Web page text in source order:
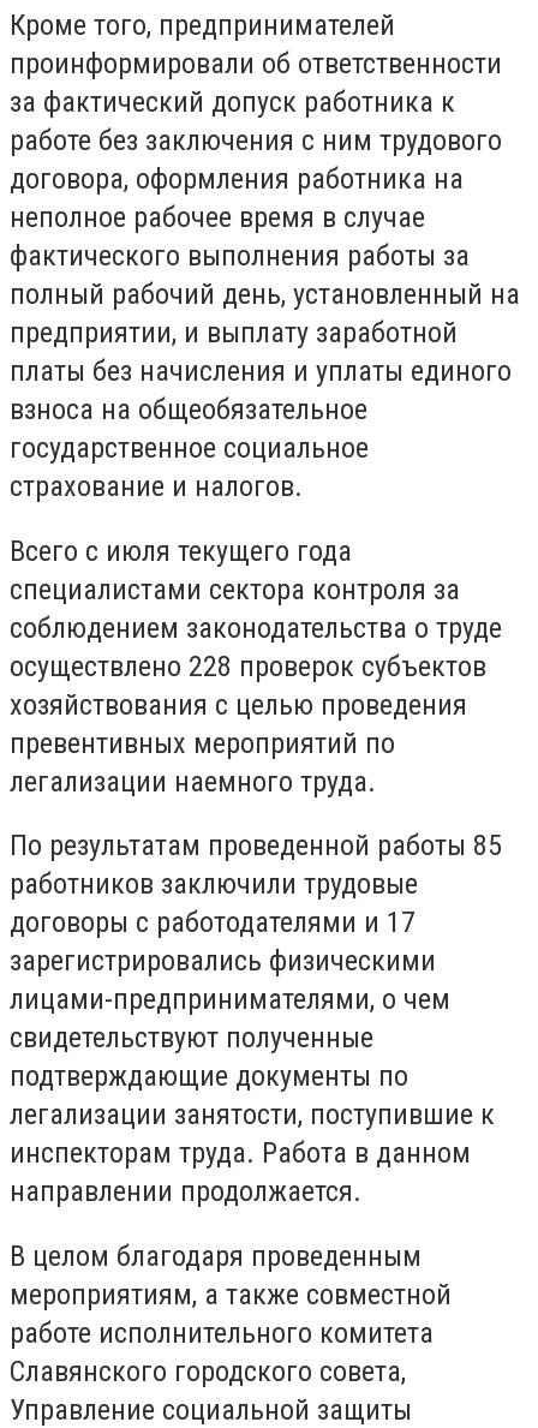
Кроме того, предпринимателей
проинформировали об ответственности
за фактический допуск работника к
работе без заключения с ним трудового
договора, оформления работника на
неполное рабочее время в случае
фактического выполнения работы за
полный рабочий день, установленный на
предприятии, и выплату заработной
платы без начисления и уплаты единого
взноса на общеобязательное
государственное социальное
страхование и налогов.
Всего с июля текущего года
специалистами сектора контроля за
соблюдением законодательства о труде
осуществлено 228 проверок субъектов
хозяйствования с целью проведения
превентивных мероприятий по
легализации наемного труда.
По результатам проведенной работы 85
работников заключили трудовые
договоры с работодателями и 17
зарегистрировались физическими
лицами-предпринимателями, о чем
свидетельствуют полученные
подтверждающие документы по
легализации занятости, поступившие к
инспекторам труда. Работа в данном
направлении продолжается.
В целом благодаря проведенным
мероприятиям, а также совместной
работе исполнительного комитета
Славянского городского совета,
Управление социальной защиты